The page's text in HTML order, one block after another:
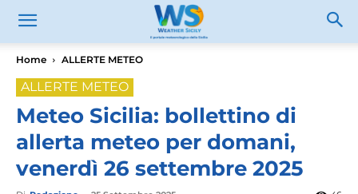
Home ALLERTE METEO
ALLERTE METEO
Meteo Sicilia: bollettino di
allerta meteo per domani,
venerdì 26 settembre 2025